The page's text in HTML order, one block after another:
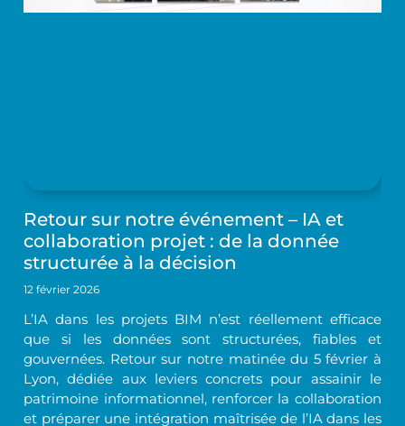
Retour sur notre événement – IA et
collaboration projet : de la donnée
structurée à la décision
12 février 2026
L’IA dans les projets BIM n’est réellement efficace
que si les données sont structurées, fiables et
gouvernées. Retour sur notre matinée du 5 février à
Lyon, dédiée aux leviers concrets pour assainir le
patrimoine informationnel, renforcer la collaboration
et préparer une intégration maîtrisée de l’IA dans les